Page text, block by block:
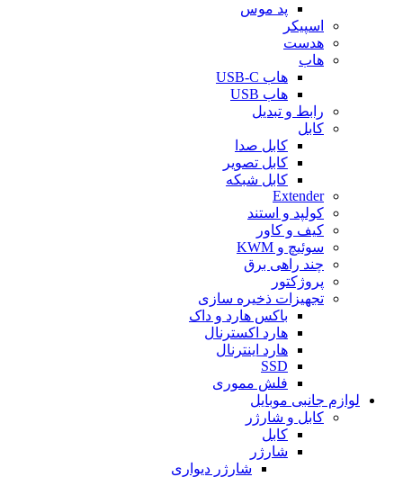
پد موس
اسپیکر
هدست
هاب
هاب USB-C
هاب USB
رابط و تبدیل
کابل
کابل صدا
کابل تصویر
کابل شبکه
Extender
کولپد و استند
کیف و کاور
سوئیچ و KWM
چند راهی برق
پروژکتور
تجهیزات ذخیره سازی
باکس هارد و داک
هارد اکسترنال
هارد اینترنال
SSD
فلش مموری
لوازم جانبی موبایل
کابل و شارژر
کابل
شارژر
شارژر دیواری